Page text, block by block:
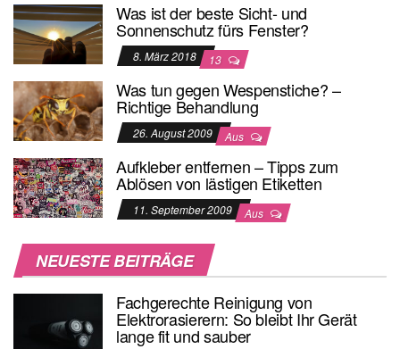
Was ist der beste Sicht- und
Sonnenschutz fürs Fenster?
8. März 2018 13
Was tun gegen Wespenstiche? –
Richtige Behandlung
26. August 2009 Aus
Aufkleber entfernen – Tipps zum
Ablösen von lästigen Etiketten
11. September 2009 Aus
NEUESTE BEITRÄGE
Fachgerechte Reinigung von
Elektrorasierern: So bleibt Ihr Gerät
lange fit und sauber